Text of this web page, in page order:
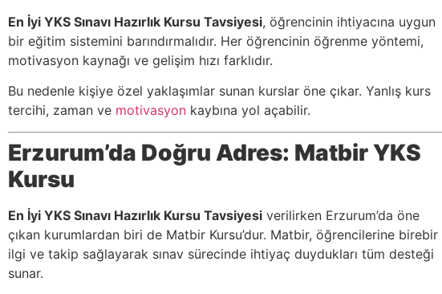
En İyi YKS Sınavı Hazırlık Kursu Tavsiyesi, öğrencinin ihtiyacına uygun
bir eğitim sistemini barındırmalıdır. Her öğrencinin öğrenme yöntemi,
motivasyon kaynağı ve gelişim hızı farklıdır.
Bu nedenle kişiye özel yaklaşımlar sunan kurslar öne çıkar. Yanlış kurs
tercihi, zaman ve motivasyon kaybına yol açabilir.
Erzurum’da Doğru Adres: Matbir YKS
Kursu
En İyi YKS Sınavı Hazırlık Kursu Tavsiyesi verilirken Erzurum’da öne
çıkan kurumlardan biri de Matbir Kursu’dur. Matbir, öğrencilerine birebir
ilgi ve takip sağlayarak sınav sürecinde ihtiyaç duydukları tüm desteği
sunar.